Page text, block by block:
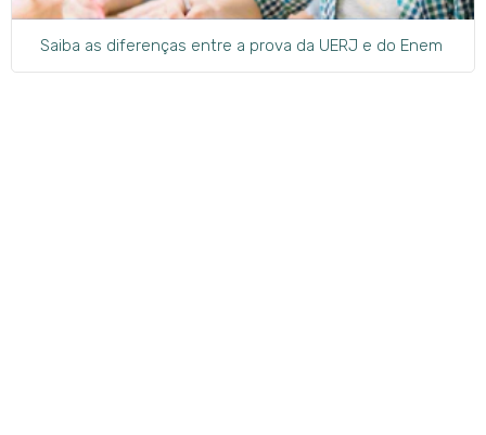
Saiba as diferenças entre a prova da UERJ e do Enem